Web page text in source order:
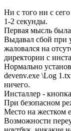
Ни с того ни с сего
1-2 секунды.
Первая мысль была
Выдавал сбой при
жаловался на
директории с
Нормально
devenv.exe \Log
ничего.
Инсталлер -
При безопасном
Место на жестком
Возможности